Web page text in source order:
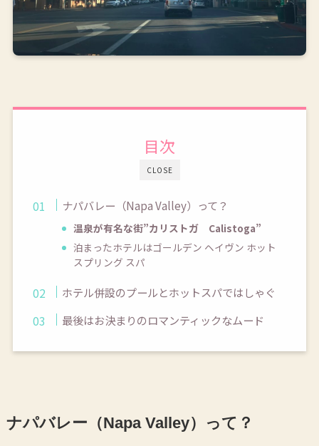
CLOSE
目次
ナパバレー（Napa Valley）って？
温泉が有名な街”カリストガ Calistoga”
泊まったホテルはゴールデン ヘイヴン ホット
スプリング スパ
ホテル併設のプールとホットスパではしゃぐ
最後はお決まりのロマンティックなムード
ナパバレー（Napa Valley）って？